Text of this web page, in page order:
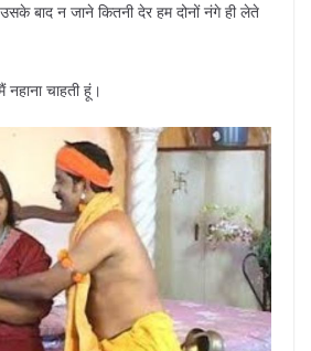
बाद न जाने कितनी देर हम दोनों नंगे ही लेते
नहाना चाहती हूं।